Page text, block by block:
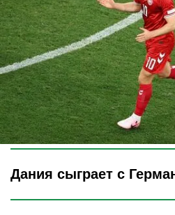
Legion-
Дания сыграет с